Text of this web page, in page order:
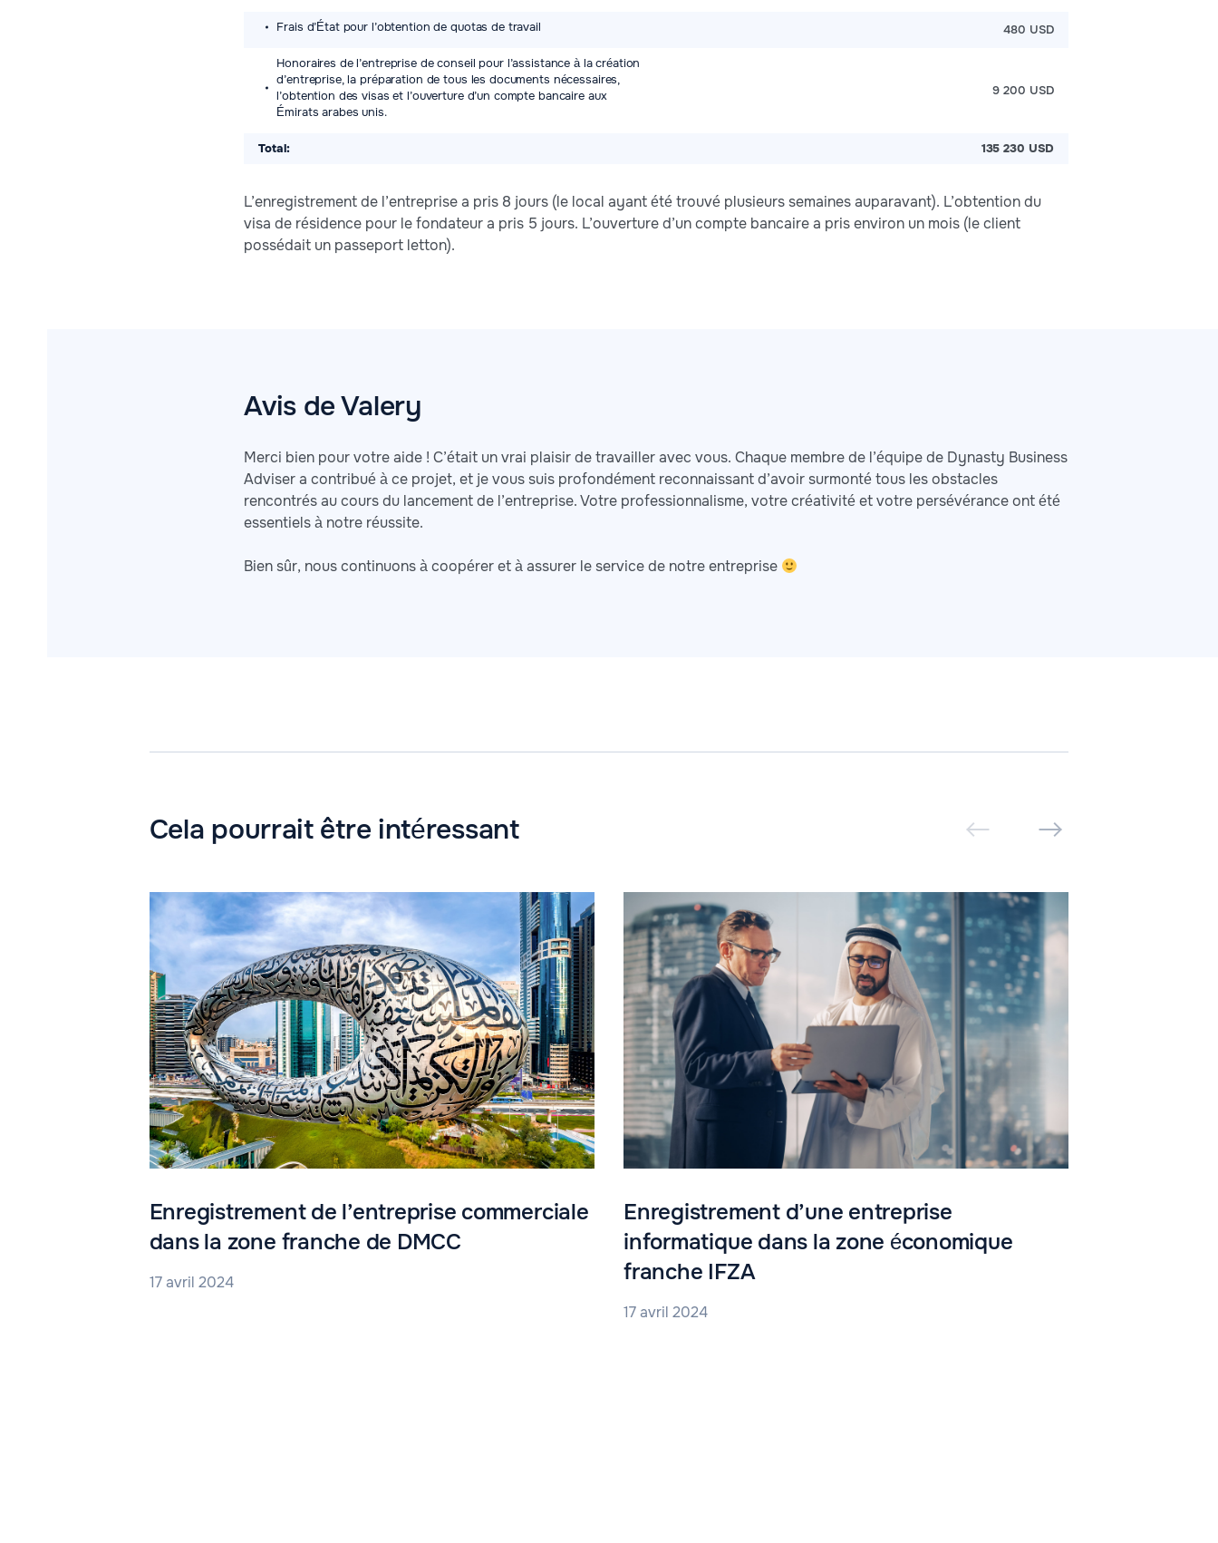
Frais d’État pour l’obtention de quotas de travail 480 USD
Honoraires de l’entreprise de conseil pour l’assistance à la création
d’entreprise, la préparation de tous les documents nécessaires,
l’obtention des visas et l’ouverture d’un compte bancaire aux
Émirats arabes unis.
9 200 USD
Total: 135 230 USD
L’enregistrement de l’entreprise a pris 8 jours (le local ayant été trouvé plusieurs semaines auparavant). L’obtention du
visa de résidence pour le fondateur a pris 5 jours. L’ouverture d’un compte bancaire a pris environ un mois (le client
possédait un passeport letton).
Avis de Valery
Merci bien pour votre aide ! C’était un vrai plaisir de travailler avec vous. Chaque membre de l’équipe de Dynasty Business
Adviser a contribué à ce projet, et je vous suis profondément reconnaissant d’avoir surmonté tous les obstacles
rencontrés au cours du lancement de l’entreprise. Votre professionnalisme, votre créativité et votre persévérance ont été
essentiels à notre réussite.
Bien sûr, nous continuons à coopérer et à assurer le service de notre entreprise
Cela pourrait être intéressant
Enregistrement de l’entreprise commerciale
dans la zone franche de DMCC
17 avril 2024
Enregistrement d’une entreprise
informatique dans la zone économique
franche IFZA
17 avril 2024